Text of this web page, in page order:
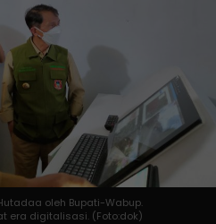
oleh Bupati-Wabup.
era digitalisasi. (Foto:dok)